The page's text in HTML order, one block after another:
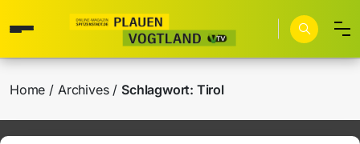
Home Archives Schlagwort: Tirol